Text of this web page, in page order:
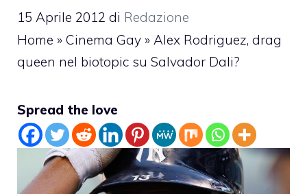
15 Aprile 2012 di Redazione
Home » Cinema Gay » Alex Rodriguez, drag
queen nel biotopic su Salvador Dali?
Spread the love